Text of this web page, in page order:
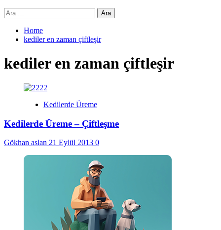
Arama:
Home
kediler en zaman çiftleşir
kediler en zaman çiftleşir
Kedilerde Üreme
Kedilerde Üreme – Çiftleşme
Gökhan aslan 21 Eylül 2013 0